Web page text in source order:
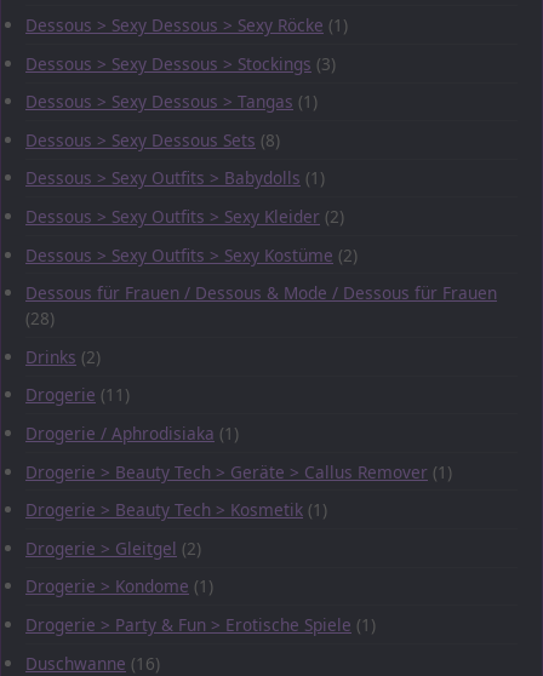
Dessous > Sexy Dessous > Sexy Röcke (1)
Dessous > Sexy Dessous > Stockings (3)
Dessous > Sexy Dessous > Tangas (1)
Dessous > Sexy Dessous Sets (8)
Dessous > Sexy Outfits > Babydolls (1)
Dessous > Sexy Outfits > Sexy Kleider (2)
Dessous > Sexy Outfits > Sexy Kostüme (2)
Dessous für Frauen / Dessous & Mode / Dessous für Frauen
(28)
Drinks (2)
Drogerie (11)
Drogerie / Aphrodisiaka (1)
Drogerie > Beauty Tech > Geräte > Callus Remover (1)
Drogerie > Beauty Tech > Kosmetik (1)
Drogerie > Gleitgel (2)
Drogerie > Kondome (1)
Drogerie > Party & Fun > Erotische Spiele (1)
Duschwanne (16)